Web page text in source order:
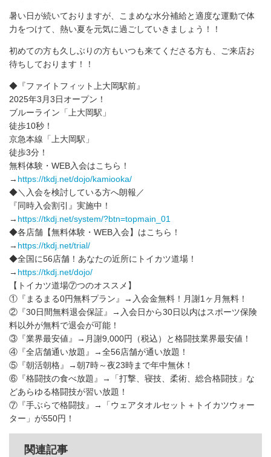
暑い日が続いておりますが、こまめな水分補給と適度な運動で体
力をつけて、熱い夏を元気に過ごしていきましょう！！
初めての方も久しぶりの方もいつも来てくださる方も、ご来店お
待ちしております！！
◆『ファイトフィット上大岡駅前』
2025年3月3日オープン！
ブルーライン「上大岡駅」
徒歩10秒！
京急本線「上大岡駅」
徒歩3分！
無料体験・WEB入会はこちら！
→ https://tkdj.net/dojo/kamiooka/
◆＼入会を検討している方へ朗報／
『同時入会割引』実施中！
→ https://tkdj.net/system/?btn=topmain_01
◆各店舗【無料体験・WEB入会】はこちら！
→ https://tkdj.net/trial/
◆全国に56店舗！あなたの近所にトイカツ道場！
→ https://tkdj.net/dojo/
【トイカツ道場⑦つのオススメ】
①『まるまる0円無料プラン』→入会金無料！月謝1ヶ月無料！
②『30日間無料退会保証』→入会日から30日以内はスポーツ保険
料以外が無料で退会が可能！
③『業界最安値』→月謝9,000円（税込）と格闘技業界最安値！
④『全店舗通い放題』→全56店舗が通い放題！
⑤『朝活朝格』→朝7時～夜23時まで年中無休！
⑥『格闘技の食べ放題』→「打撃、寝技、柔術、総合格闘技」な
どあらゆる格闘技が習い放題！
⑦『手ぶらで格闘技』→「ウェアタオルセット＋トイカツウォー
ター」が550円！
関連記事